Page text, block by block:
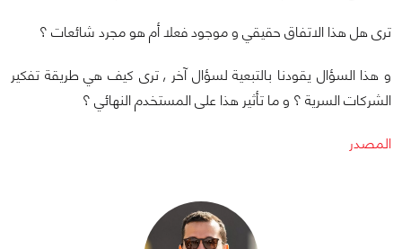
ترى هل هذا الاتفاق حقيقي و موجود فعلا أم هو مجرد شائعات ؟
و هذا السؤال يقودنا بالتبعية لسؤال آخر , ترى كيف هي طريقة تفكير
الشركات السرية ؟ و ما تأثير هذا على المستخدم النهائي ؟
المصدر